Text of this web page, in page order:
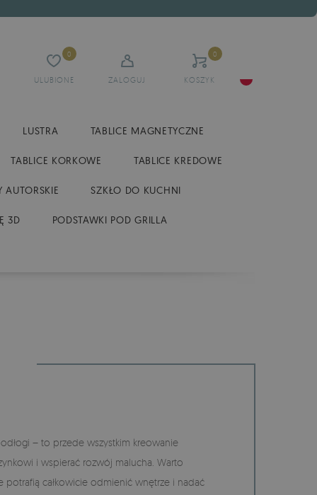
ULUBIONE
0
ZALOGUJ KOSZYK
0
LUSTRA TABLICE MAGNETYCZNE
TABLICE KORKOWE TABLICE KREDOWE
AUTORSKIE SZKŁO DO KUCHNI
3D PODSTAWKI POD GRILLA
– to przede wszystkim kreowanie
i wspierać rozwój malucha. Warto
potrafią całkowicie odmienić wnętrze i nadać